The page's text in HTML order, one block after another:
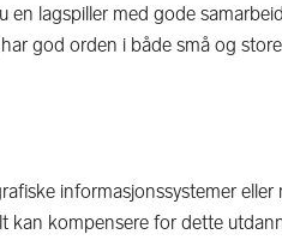
lagspiller med gode
god orden i både små og
informasjonssystemer
kan kompensere for dette